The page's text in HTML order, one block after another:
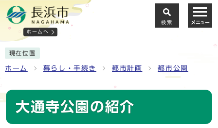
ホームへ
検索 メニュー
現在位置
ホーム 暮らし・手続き 都市計画 都市公園
大通寺公園の紹介